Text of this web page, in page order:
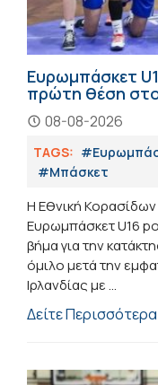
Ευρωμπάσκετ
πρώτη θέση
08-08-2026
TAGS:
#Μπάσκετ
Η Εθνική
Ευρωμπάσκετ U16
βήμα για την
όμιλο μετά την
Ιρλανδίας με ...
Δείτε